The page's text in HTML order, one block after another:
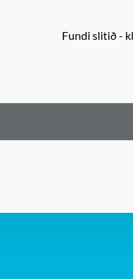
Fundi slitið -